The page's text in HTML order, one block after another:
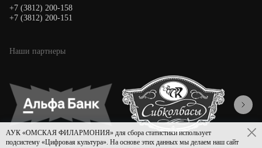
+7 (3812) 200-158
+7 (3812) 200-151
Наши партнеры
АУК «ОМСКАЯ ФИЛАРМОНИЯ» для сбора статистики использует
подсистему «Цифровая культура». На основе этих данных мы делаем наш сайт